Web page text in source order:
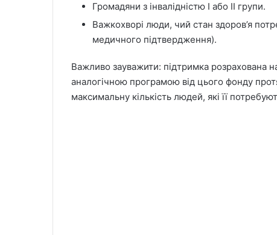
Громадяни з інвалідністю І або ІІ групи.
Важкохворі люди, чий стан здоров’я
медичного підтвердження).
Важливо зауважити: підтримка розрахована
аналогічною програмою від цього фонду
максимальну кількість людей, які її